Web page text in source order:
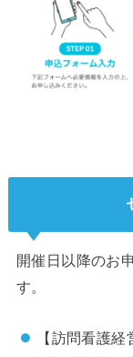
開催日以降のお
す。
【訪問看護経